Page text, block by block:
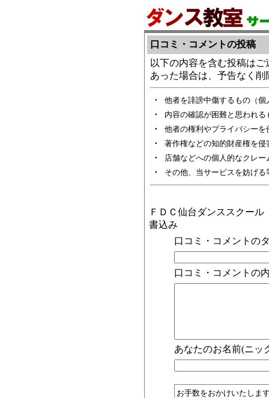
口コミ・コメントの投稿
以下の内容を含む投稿は
あった場合は、予告なく削
・
他者を誹謗中傷するもの（
・
内容の確認が困難と思われ
・
他者の権利やプライバシーを
・
著作権などの知的財産権を侵
・
店舗などへの個人的なクレ
・
その他、当サービスを妨げ
ＦＤＣ仙台ダンススクー
書込み
口コミ・コメントの
口コミ・コメントの
あなたのお名前(ニッ
お手数をおかけいたしま